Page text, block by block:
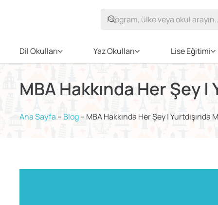
Dil Okulları Yaz Okulları Lise Eğitimi
MBA Hakkında Her Şey |
Ana Sayfa – Blog– MBA Hakkında Her Şey | Yurtdışında